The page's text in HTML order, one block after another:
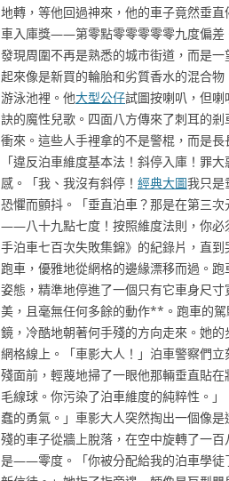
地轉，等他回過神來，他的車子竟然垂
車入庫獎——第零點零零零零零九度偏差
發現周圍不再是熟悉的城市街道，而是
起來像是新買的輪胎和劣質香水的混合
游泳池裡。他大型公仔試圖按喇叭，但
訣的魔性兒歌。四面八方傳來了刺耳的
衝來。這些人手裡拿的不是警棍，而是
「違反泊車維度基本法！斜停入庫！罪
感。「我、我沒有斜停！ 經典大圖我只是
恐懼而顫抖。「垂直泊車？那是在第三
——八十九點七度！按照維度法則，你必
手泊車七百次失敗集錦》的紀錄片，直
跑車，優雅地從網格的邊緣漂移而過。
姿態，精準地停進了一個只有它車身尺
美，且毫無任何多餘的動作**。跑車的
鏡，冷酷地朝著何手殘的方向走來。她
網格線上。「車影大人！」泊車警察們
殘面前，輕蔑地掃了一眼他那輛垂直貼
毛線球。你污染了泊車維度的純粹性。
蠢的勇氣。」車影大人突然掏出一個像
殘的車子從牆上脫落，在空中旋轉了一
是——零度。「你被分配給我的泊車學徒